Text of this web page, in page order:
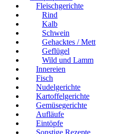
Fleischgerichte
Rind
Kalb
Schwein
Gehacktes / Mett
Geflügel
Wild und Lamm
Innereien
Fisch
Nudelgerichte
Kartoffelgerichte
Gemüsegerichte
Aufläufe
Eintöpfe
Sonstige Rezepte